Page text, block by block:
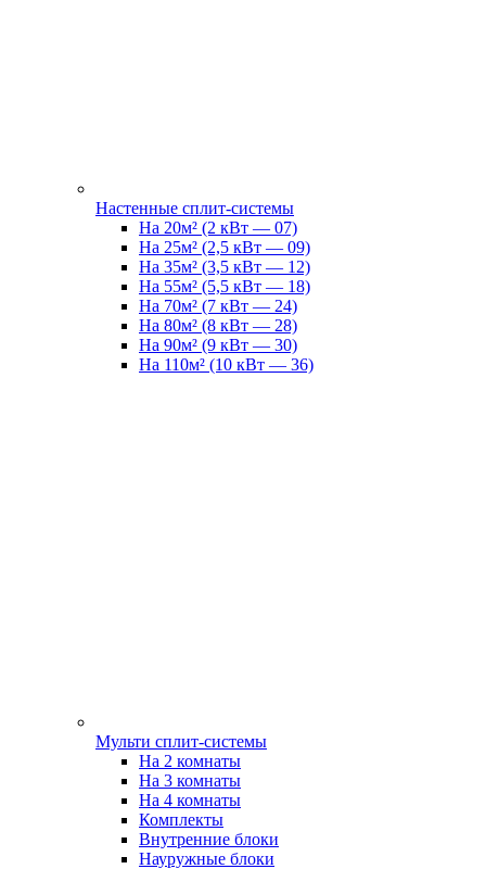
Настенные сплит-системы
На 20м² (2 кВт — 07)
На 25м² (2,5 кВт — 09)
На 35м² (3,5 кВт — 12)
На 55м² (5,5 кВт — 18)
На 70м² (7 кВт — 24)
На 80м² (8 кВт — 28)
На 90м² (9 кВт — 30)
На 110м² (10 кВт — 36)
Мульти сплит-системы
На 2 комнаты
На 3 комнаты
На 4 комнаты
Комплекты
Внутренние блоки
Науружные блоки